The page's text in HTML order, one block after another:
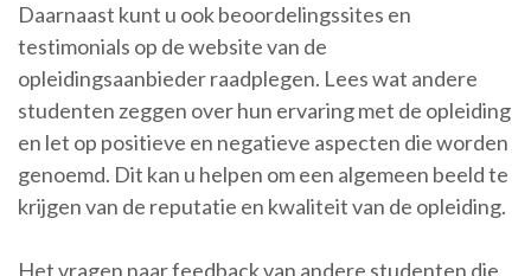
Daarnaast kunt u ook beoordelingssites en
testimonials op de website van de
opleidingsaanbieder raadplegen. Lees wat andere
studenten zeggen over hun ervaring met de opleiding
en let op positieve en negatieve aspecten die worden
genoemd. Dit kan u helpen om een algemeen beeld te
krijgen van de reputatie en kwaliteit van de opleiding.
Het vragen naar feedback van andere studenten die